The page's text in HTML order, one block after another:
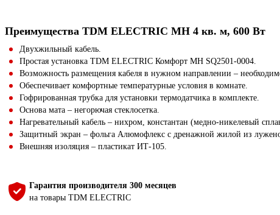
Преимущества TDM ELECTRIC МН 4 кв. м, 600 Вт
Двухжильный кабель.
Простая установка TDM ELECTRIC Комфорт МН SQ2501-0004.
Возможность размещения кабеля в нужном направлении –
Обеспечивает комфортные температурные условия в комнате.
Гофрированная трубка для установки термодатчика в комплекте.
Основа мата – негорючая стеклосетка.
Нагревательный кабель – нихром, константан (медно-никелевый
Защитный экран – фольга Алюмофлекс с дренажной жилой из
Внешняя изоляция – пластикат ИТ-105.
Гарантия производителя 300 месяцев
на товары TDM ELECTRIC